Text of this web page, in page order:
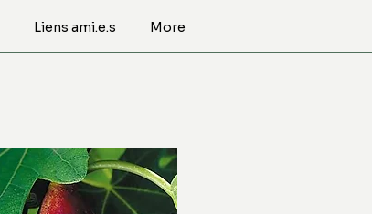
Liens ami.e.s More